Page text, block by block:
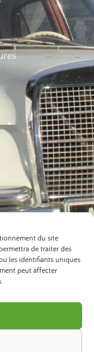
du site
de traiter des
les identifiants uniques
peut affecter